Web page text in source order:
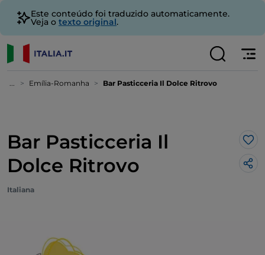
Este conteúdo foi traduzido automaticamente.
Veja o texto original.
... Emília-Romanha Bar Pasticceria Il Dolce Ritrovo
Bar Pasticceria Il
Dolce Ritrovo
Italiana